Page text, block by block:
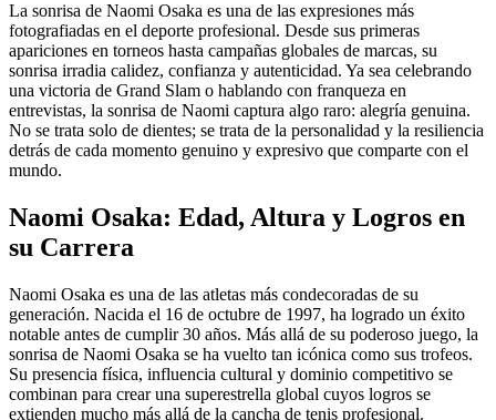
La sonrisa de Naomi Osaka es una de las expresiones más
fotografiadas en el deporte profesional. Desde sus primeras
apariciones en torneos hasta campañas globales de marcas, su
sonrisa irradia calidez, confianza y autenticidad. Ya sea celebrando
una victoria de Grand Slam o hablando con franqueza en
entrevistas, la sonrisa de Naomi captura algo raro: alegría genuina.
No se trata solo de dientes; se trata de la personalidad y la resiliencia
detrás de cada momento genuino y expresivo que comparte con el
mundo.
Naomi Osaka: Edad, Altura y Logros en
su Carrera
Naomi Osaka es una de las atletas más condecoradas de su
generación. Nacida el 16 de octubre de 1997, ha logrado un éxito
notable antes de cumplir 30 años. Más allá de su poderoso juego, la
sonrisa de Naomi Osaka se ha vuelto tan icónica como sus trofeos.
Su presencia física, influencia cultural y dominio competitivo se
combinan para crear una superestrella global cuyos logros se
extienden mucho más allá de la cancha de tenis profesional.